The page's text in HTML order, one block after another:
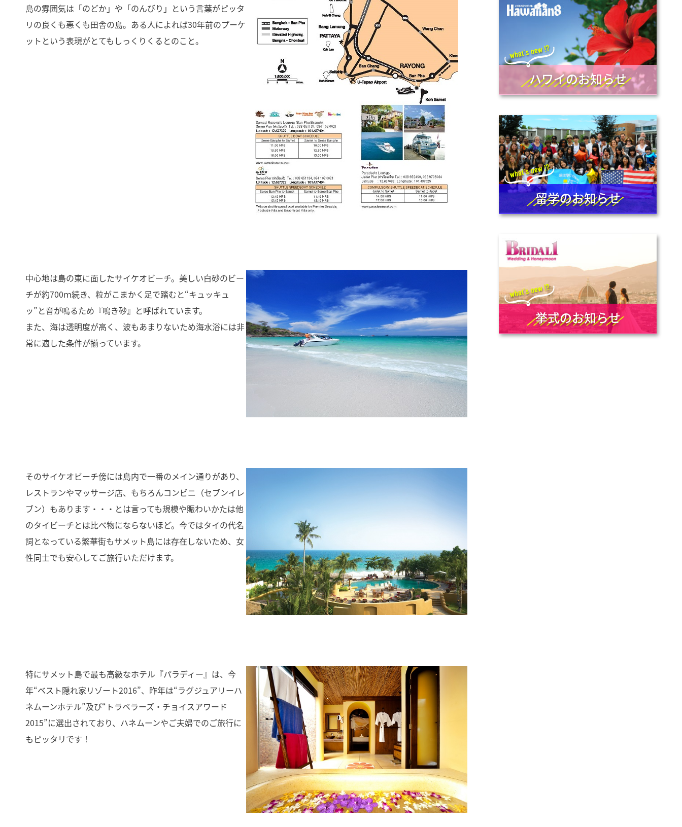
島の雰囲気は「のどか」や「のんびり」という言葉がピッタ
リの良くも悪くも田舎の島。ある人によれば30年前のプーケ
ットという表現がとてもしっくりくるとのこと。
中心地は島の東に面したサイケオビーチ。美しい白砂のビー
チが約700ｍ続き、粒がこまかく足で踏むと“キュッキュ
ッ”と音が鳴るため『鳴き砂』と呼ばれています。
また、海は透明度が高く、波もあまりないため海水浴には非
常に適した条件が揃っています。
そのサイケオビーチ傍には島内で一番のメイン通りがあり、
レストランやマッサージ店、もちろんコンビニ（セブンイレ
ブン）もあります・・・とは言っても規模や賑わいかたは他
のタイビーチとは比べ物にならないほど。今ではタイの代名
詞となっている繁華街もサメット島には存在しないため、女
性同士でも安心してご旅行いただけます。
特にサメット島で最も高級なホテル『パラディー』は、今
年“ベスト隠れ家リゾート2016”、昨年は“ラグジュアリーハ
ネムーンホテル”及び“トラベラーズ・チョイスアワード
2015”に選出されており、ハネムーンやご夫婦でのご旅行に
もピッタリです！
ハワイのお知らせ
留学のお知らせ
挙式のお知らせ